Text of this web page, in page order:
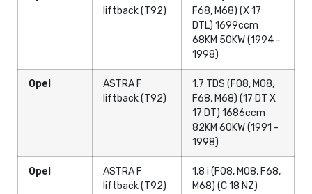
liftback (T92)
F68, M68) (X 17
DTL) 1699ccm
68KM 50KW (1994 -
1998)
Opel
ASTRA F
liftback (T92)
1.7 TDS (F08, M08,
F68, M68) (17 DT X
17 DT) 1686ccm
82KM 60KW (1991 -
1998)
Opel
ASTRA F
liftback (T92)
1.8 i (F08, M08, F68,
M68) (C 18 NZ)